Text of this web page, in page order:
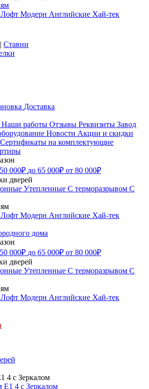
Лофт Модерн Английские Хай-тек
| Ставни
Доставка
Наши работы Отзывы Реквизиты Завод
Новости Акции и скидки
Сертификаты на комплектующие
000₽ до 65 000₽ от 80 000₽
дверей
Утепленные С терморазрывом С
Лофт Модерн Английские Хай-тек
дома
000₽ до 65 000₽ от 80 000₽
дверей
Утепленные С терморазрывом С
Лофт Модерн Английские Хай-тек
4 с Зеркалом